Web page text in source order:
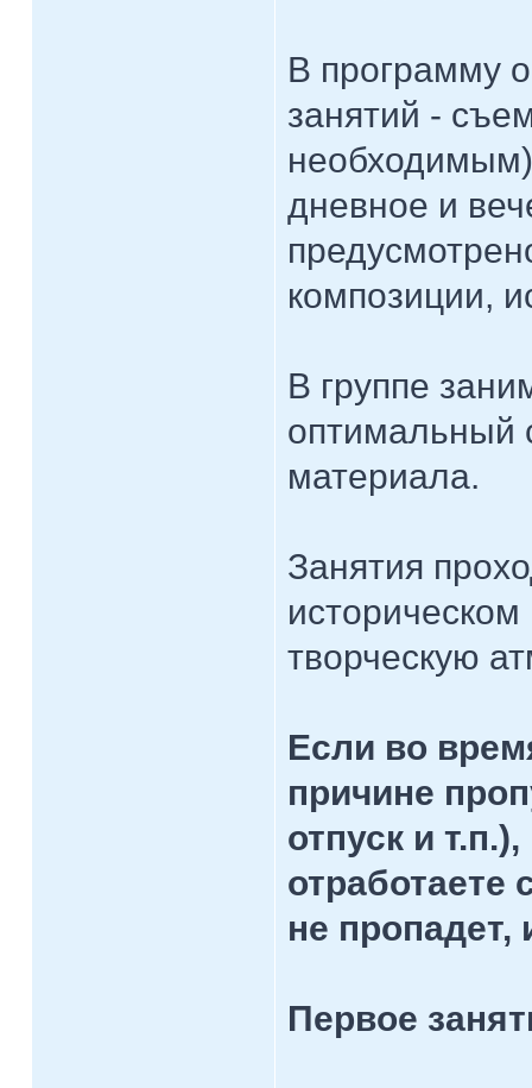
В программу
занятий -
дневное и
композиции,
В группе
оптимальный
материала.
Занятия
творческую
Если во
причине
отпуск и
не пропадет,
Первое